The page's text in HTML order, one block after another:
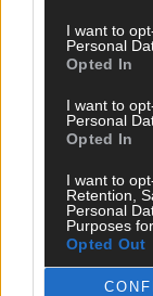
I want to
Personal
Opted In
I want to
Personal
Opted In
I want to
Retention,
Personal
Purposes
Opted Out
Ratgeber
Wissen
Kommentar
Streams & Storys
Eurovision
FLASH – DAS